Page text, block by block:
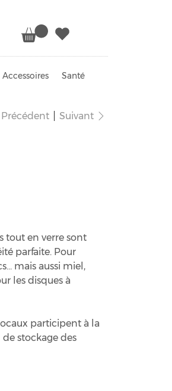
Accessoires Santé
Précédent Suivant
tout en verre sont
parfaite. Pour
mais aussi miel,
les disques à
participent à la
stockage des